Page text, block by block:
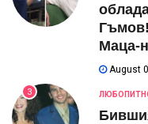
Маца-
August
3